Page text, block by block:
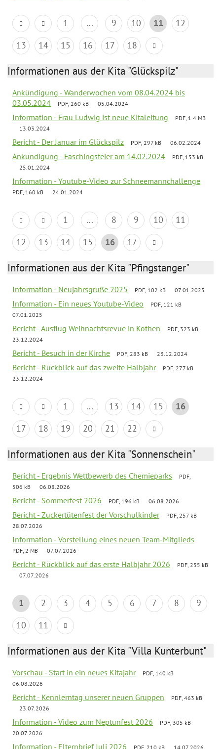
1 ... 9 10 11
12
13
14 15 16 17 18
Informationen aus der Kita "Glückspilz"
Ankündigung - Wanderwochen vom 08.04.2024 bis
03.05.2024
PDF, 260 kB 05.04.2024
Information - Frau Ludwig ist neue Kitaleitung
PDF, 1.4 MB
13.03.2024
Bericht - Der Januar im Glückspilz PDF, 297 kB 06.02.2024
Ankündigung - Faschingsfeier am 14.02.2024
PDF, 153 kB
25.01.2024
Information - Youtube-Video zur Schneemannchallenge
PDF, 160 kB 24.01.2024
1 ... 8 9 10
11
12
13 14 15 16 17
Informationen aus der Kita "Pfingstanger"
Information - Neujahrsgrüße 2025 PDF, 102 kB 07.01.2025
Information - Ein neues Youtube-Video
PDF, 121 kB
07.01.2025
Bericht - Ausflug Weihnachtsrevue in Köthen
PDF, 323 kB
23.12.2024
Bericht - Besuch in der Kirche PDF, 283 kB 23.12.2024
Bericht - Rückblick auf das zweite Halbjahr
PDF, 277 kB
23.12.2024
1 ... 13 14 15
16
17
18 19 20 21 22
Informationen aus der Kita "Sonnenschein"
Bericht - Ergebnis Wettbewerb des Chemieparks
PDF,
506 kB
06.08.2026
Bericht - Sommerfest 2026 PDF, 196 kB 06.08.2026
Bericht - Zuckertütenfest der Vorschulkinder
PDF, 257 kB
28.07.2026
Information - Vorstellung eines neuen Team-Mitglieds
PDF, 2 MB 07.07.2026
Bericht - Rückblick auf das erste Halbjahr 2026
PDF, 255 kB
07.07.2026
1 2 3 4 5 6 7 8
9
10
11
Informationen aus der Kita "Villa Kunterbunt"
Vorschau - Start in ein neues Kitajahr
PDF, 140 kB
06.08.2026
Bericht - Kennlerntag unserer neuen Gruppen
PDF, 463 kB
23.07.2026
Information - Video zum Neptunfest 2026
PDF, 305 kB
20.07.2026
Information - Elternbrief Juli 2026 PDF, 210 kB 14.07.2026